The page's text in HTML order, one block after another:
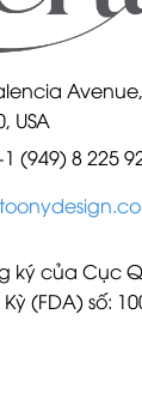
Avenue,
USA
(949) 8 225
ký của Cục
(FDA) số: